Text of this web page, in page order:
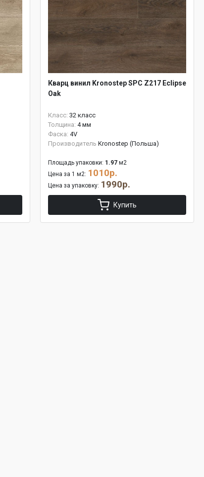
Кварц винил Kronostep SPC Z217 Eclipse
Oak
Класс: 32 класс
Толщина: 4 мм
Фаска: 4V
Производитель Kronostep (Польша)
Площадь упаковки: 1.97 м2
Цена за 1 м2: 1010р.
Цена за упаковку: 1990р.
Купить